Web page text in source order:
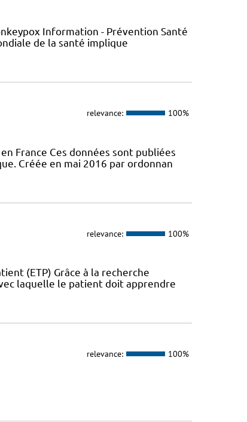
Information - Prévention Santé
de la santé implique
relevance: 100%
France Ces données sont publiées
Créée en mai 2016 par ordonnan
relevance: 100%
(ETP) Grâce à la recherche
laquelle le patient doit apprendre
relevance: 100%